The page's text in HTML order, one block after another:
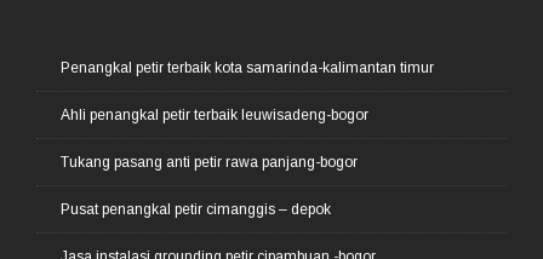
Penangkal petir terbaik kota samarinda-kalimantan timur
Ahli penangkal petir terbaik leuwisadeng-bogor
Tukang pasang anti petir rawa panjang-bogor
Pusat penangkal petir cimanggis – depok